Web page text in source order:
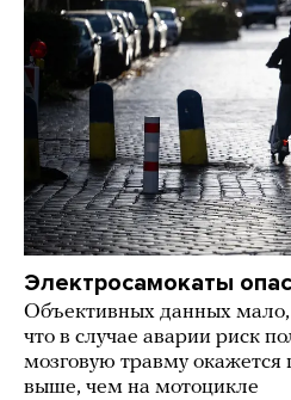
Электросамокаты
Объективных данных
что в случае аварии риск
мозговую травму окажется
выше, чем на мотоцикле